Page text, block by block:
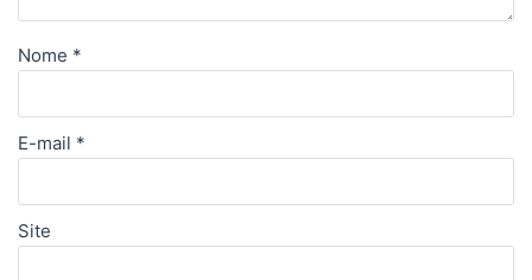
Nome *
E-mail *
Site